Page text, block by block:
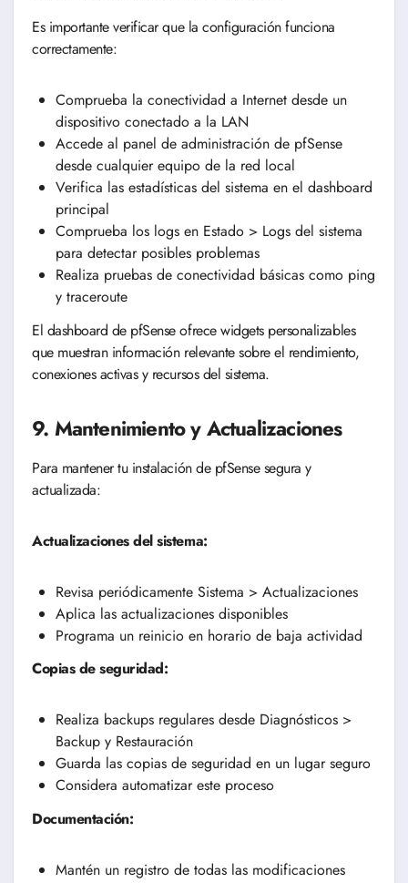
Es importante verificar que la configuración funciona
correctamente:
Comprueba la conectividad a Internet desde un
dispositivo conectado a la LAN
Accede al panel de administración de pfSense
desde cualquier equipo de la red local
Verifica las estadísticas del sistema en el dashboard
principal
Comprueba los logs en Estado > Logs del sistema
para detectar posibles problemas
Realiza pruebas de conectividad básicas como ping
y traceroute
El dashboard de pfSense ofrece widgets personalizables
que muestran información relevante sobre el rendimiento,
conexiones activas y recursos del sistema.
9. Mantenimiento y Actualizaciones
Para mantener tu instalación de pfSense segura y
actualizada:
Actualizaciones del sistema:
Revisa periódicamente Sistema > Actualizaciones
Aplica las actualizaciones disponibles
Programa un reinicio en horario de baja actividad
Copias de seguridad:
Realiza backups regulares desde Diagnósticos >
Backup y Restauración
Guarda las copias de seguridad en un lugar seguro
Considera automatizar este proceso
Documentación:
Mantén un registro de todas las modificaciones